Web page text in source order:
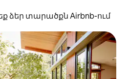
ձեր տարածքն Airbnb-ում